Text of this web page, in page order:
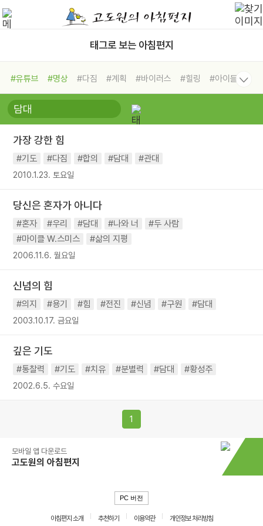
태그로 보는 아침편지
#유튜브 #명상 #다짐 #계획 #바이러스 #힐링
#아이들
#비전캠프
#독서캠프 #삶
#희망
#나눔 #친구 #링컨학교
#독서
#건강
가장 강한 힘
#기도 #다짐 #합의 #담대 #관대
2010.1.23. 토요일
당신은 혼자가 아니다
#혼자 #우리 #담대 #나와 너
#두 사람
#마이클 W.스미스
#삶의 지평
2006.11.6. 월요일
신념의 힘
#의지 #용기 #힘 #전진 #신념 #구원 #담대
2003.10.17. 금요일
깊은 기도
#통찰력 #기도 #치유 #분별력 #담대 #황성주
2002.6.5. 수요일
1
모바일 앱 다운로드
고도원의 아침편지
PC 버전
아침편지 소개 추천하기 이용약관 개인정보 처리방침